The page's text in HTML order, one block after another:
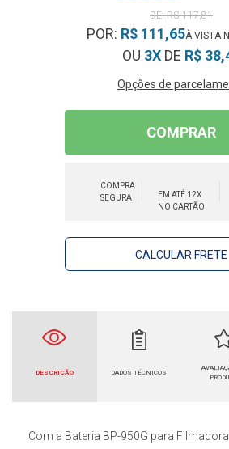
R$ 117,81
POR: R$ 111,65
OU 3XDE R$
Opções de
COMPRAR
COMPRA
SEGURA
EM ATÉ 12X
NO CARTÃO
CALCULAR FRETE
DESCRIÇÃO DADOS TÉCNICOS
Com a Bateria BP-950G para